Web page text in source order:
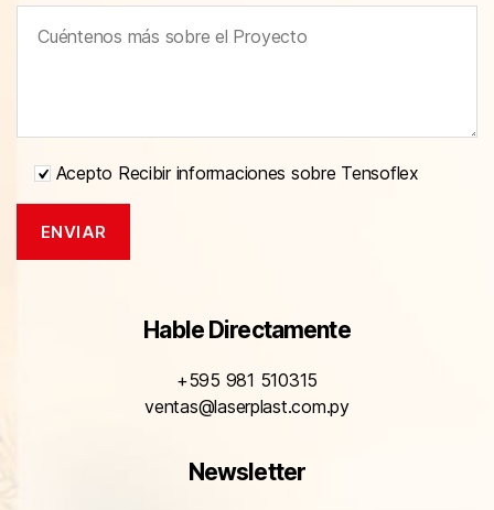
Acepto Recibir informaciones sobre Tensoflex
Hable Directamente
+595 981 510315
ventas@laserplast.com.py
Newsletter